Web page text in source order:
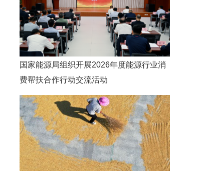
国家能源局组织开展2026年度能源行业消
费帮扶合作行动交流活动